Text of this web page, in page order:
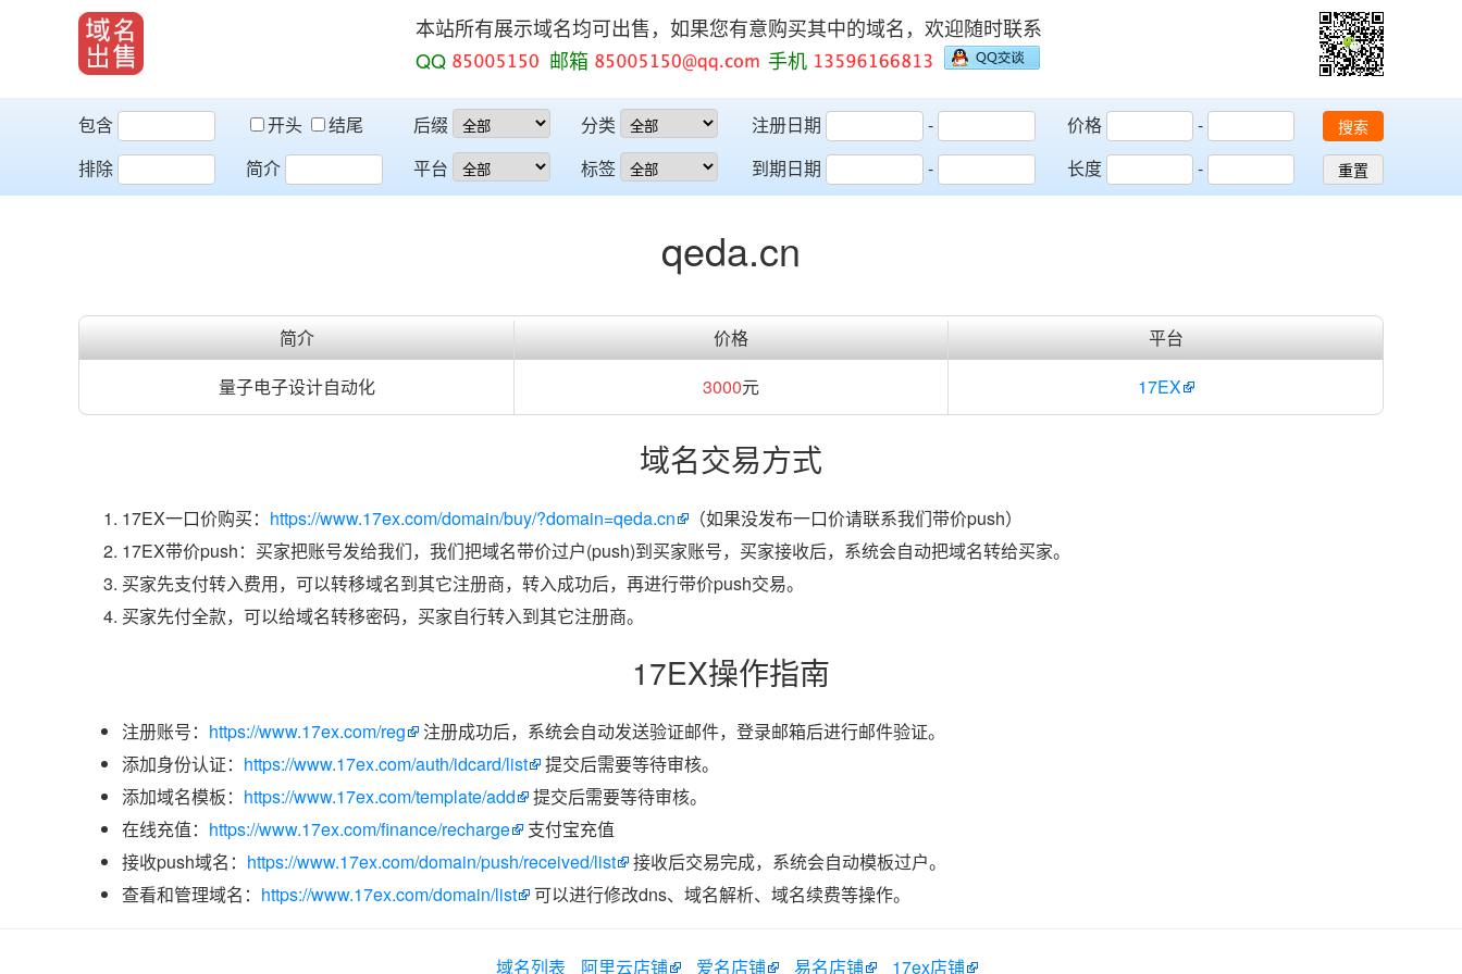
本站所有展示域名均可出售，如果您有意购买其中的域名，欢迎随时联系
QQ
邮箱 手机
包含 开头
结尾
排除
简介
后缀
平台
分类
标签
注册日期
-
到期日期
-
价格
-
长度
-
搜索
重置
qeda.cn
简介 价格
平台
量子电子设计自动化
3000元 17EX
域名交易方式
17EX一口价购买： https://www.17ex.com/domain/buy/?domain=qeda.cn
（如果没发布一口价请联系我们带价push）
17EX带价push：买家把账号发给我们，我们把域名带价过户(push)到买家账号，买家接收后，系统会自动把域名转给买家。
买家先支付转入费用，可以转移域名到其它注册商，转入成功后，再进行带价push交易。
买家先付全款，可以给域名转移密码，买家自行转入到其它注册商。
17EX操作指南
注册账号： https://www.17ex.com/reg
注册成功后，系统会自动发送验证邮件，登录邮箱后进行邮件验证。
添加身份认证： https://www.17ex.com/auth/idcard/list
提交后需要等待审核。
添加域名模板： https://www.17ex.com/template/add
提交后需要等待审核。
在线充值： https://www.17ex.com/finance/recharge
支付宝充值
接收push域名： https://www.17ex.com/domain/push/received/list
接收后交易完成，系统会自动模板过户。
查看和管理域名： https://www.17ex.com/domain/list 可以进行修改dns、域名解析、域名续费等操作。
域名列表 阿里云店铺 爱名店铺 易名店铺 17ex店铺